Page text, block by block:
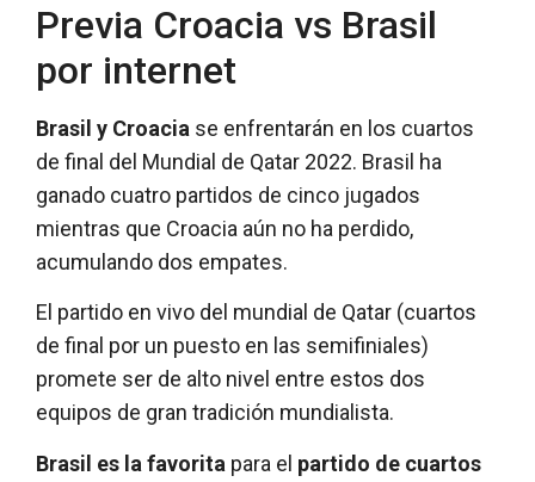
Previa Croacia vs Brasil
por internet
Brasil y Croacia se enfrentarán en los cuartos
de final del Mundial de Qatar 2022. Brasil ha
ganado cuatro partidos de cinco jugados
mientras que Croacia aún no ha perdido,
acumulando dos empates.
El partido en vivo del mundial de Qatar (cuartos
de final por un puesto en las semifiniales)
promete ser de alto nivel entre estos dos
equipos de gran tradición mundialista.
Brasil es la favorita para el partido de cuartos